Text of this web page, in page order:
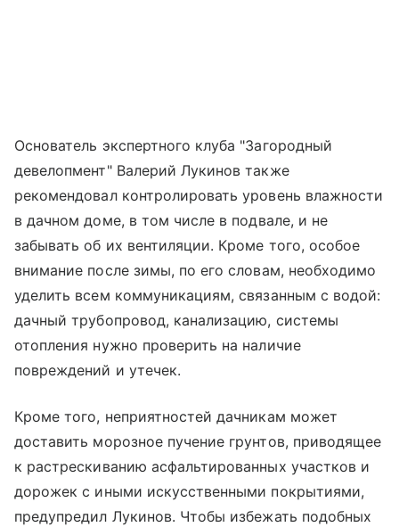
Основатель экспертного клуба "Загородный
девелопмент" Валерий Лукинов также
рекомендовал контролировать уровень влажности
в дачном доме, в том числе в подвале, и не
забывать об их вентиляции. Кроме того, особое
внимание после зимы, по его словам, необходимо
уделить всем коммуникациям, связанным с водой:
дачный трубопровод, канализацию, системы
отопления нужно проверить на наличие
повреждений и утечек.
Кроме того, неприятностей дачникам может
доставить морозное пучение грунтов, приводящее
к растрескиванию асфальтированных участков и
дорожек с иными искусственными покрытиями,
предупредил Лукинов. Чтобы избежать подобных